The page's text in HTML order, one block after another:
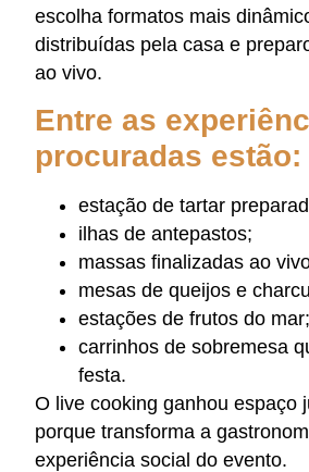
escolha formatos mais
distribuídas pela casa e
ao vivo.
Entre as
procuradas estão:
estação de tartar
ilhas de antepastos;
massas finalizadas ao
mesas de queijos e
estações de frutos do mar;
carrinhos de sobremesa
festa.
O live cooking ganhou espaço
porque transforma a
experiência social do evento.